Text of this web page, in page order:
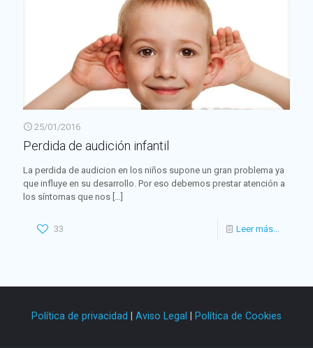
25/01/2016
Perdida de audición infantil
La perdida de audicion en los niños supone un gran problema ya
que influye en su desarrollo. Por eso debemos prestar atención a
los síntomas que nos […]
33 Leer más...
Política de privacidad Aviso Legal Política de Cookies